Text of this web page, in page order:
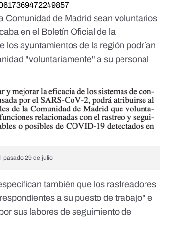
Comunidad de Madrid sean voluntarios
en el Boletín Oficial de la
los ayuntamientos de la región podrían
"voluntariamente" a su personal
pasado 29 de julio
también que los rastreadores
a su puesto de trabajo" e
sus labores de seguimiento de